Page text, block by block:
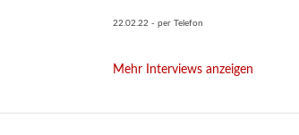
22.02.22 - per Telefon
Mehr Interviews anzeigen